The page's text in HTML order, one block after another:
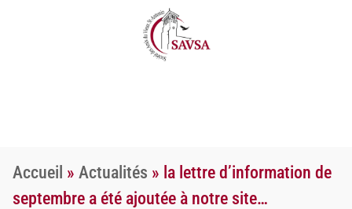
Accueil » Actualités » la lettre d’information de
septembre a été ajoutée à notre site…